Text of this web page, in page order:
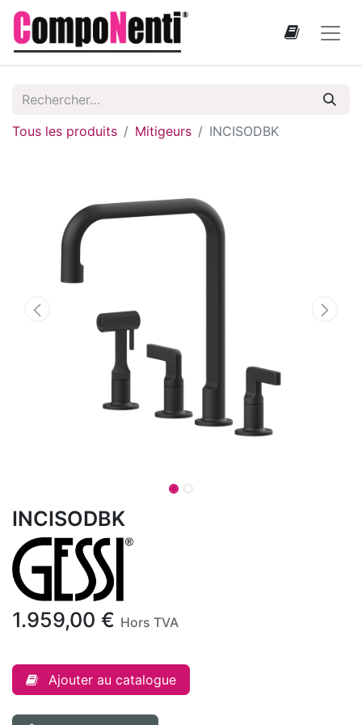
Tous les produits Mitigeurs INCISODBK
INCISODBK
1.959,00 € Hors TVA
Ajouter au catalogue